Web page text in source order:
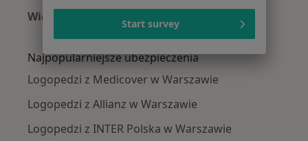
Więcej (15)
Więcej w kategorii: Najczęście leczone
Najpopularniejsze ubezpieczenia
Logopedzi z Medicover w Warszawie
Logopedzi z Allianz w Warszawie
Logopedzi z INTER Polska w Warszawie
Start survey